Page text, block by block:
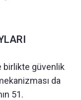
birlikte güvenlik
da
51.